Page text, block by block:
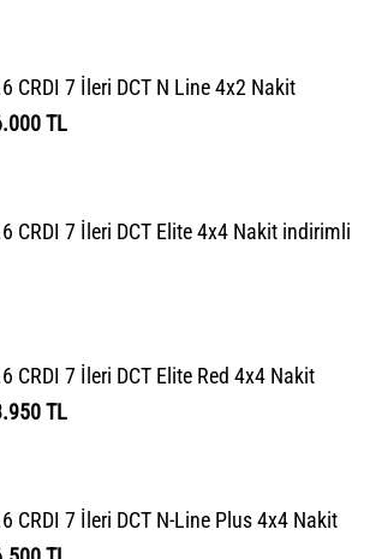
CRDI 7 İleri DCT N Line 4x2 Nakit
TL
CRDI 7 İleri DCT Elite 4x4 Nakit indirimli
CRDI 7 İleri DCT Elite Red 4x4 Nakit
TL
CRDI 7 İleri DCT N-Line Plus 4x4 Nakit